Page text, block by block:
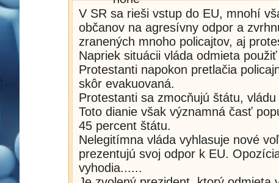
V SR sa rieši vstup do EU, mnohí
občanov na agresívny odpor a
zranených mnoho policajtov, aj
Napriek situácii vláda odmieta
Protestanti napokon pretlačia
skôr evakuovaná.
Protestanti sa zmocňujú štátu,
Toto dianie však významná časť
45 percent štátu.
Nelegitímna vláda vyhlasuje nové
prezentujú svoj odpor k EU.
vyhodia......